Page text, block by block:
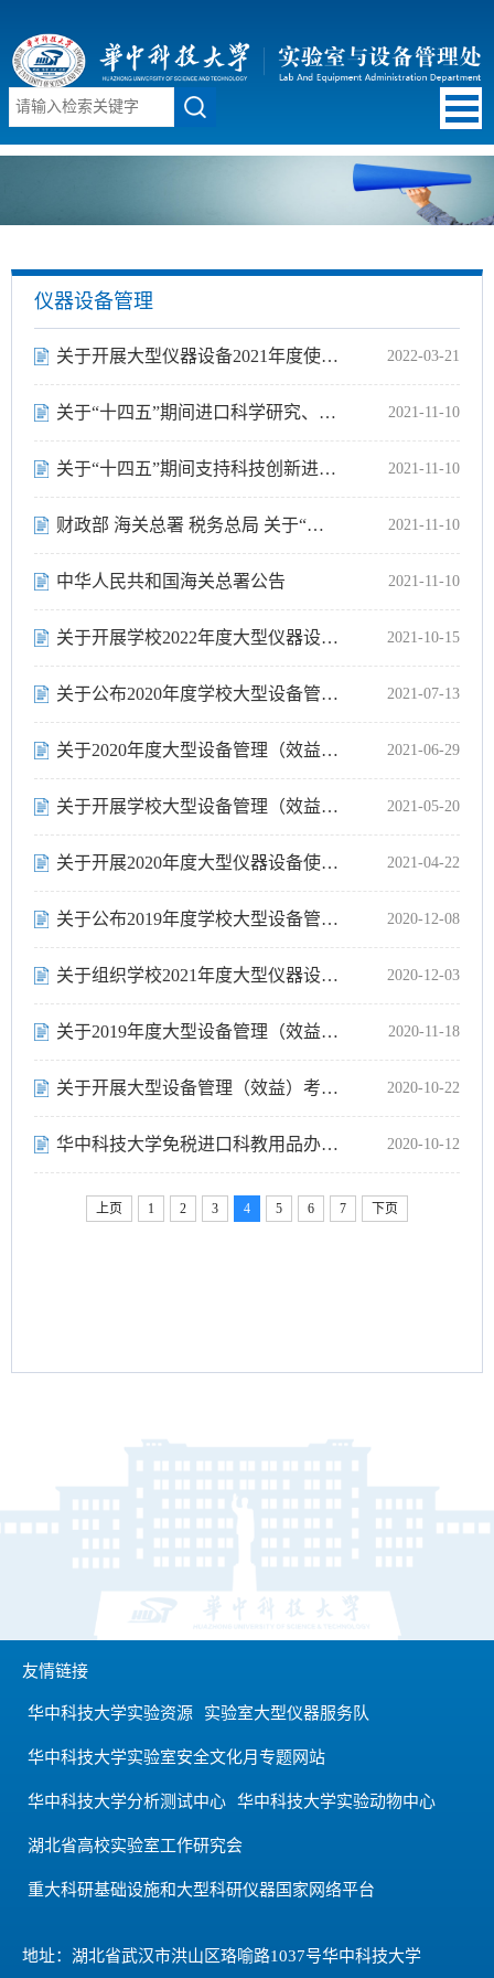
仪器设备管理
关于开展大型仪器设备2021年度使用数据填报工作的通知 2022-03-21
关于“十四五”期间进口科学研究、科技开发和教学用品免税清单（第一批）... 2021-11-10
关于“十四五”期间支持科技创新进口税收政策管理办法的通知 2021-11-10
财政部 海关总署 税务总局 关于“十四五”期间支持科技创新进口税收政策通... 2021-11-10
中华人民共和国海关总署公告 2021-11-10
关于开展学校2022年度大型仪器设备集中申购论证的通知 2021-10-15
关于公布2020年度学校大型设备管理（效益）考核优秀单位和优秀机组的通知 2021-07-13
关于2020年度大型设备管理（效益）考核优秀单位和优秀机组的公示 2021-06-29
关于开展学校大型设备管理（效益）年度考核的通知 2021-05-20
关于开展2020年度大型仪器设备使用数据填报工作的通知 2021-04-22
关于公布2019年度学校大型设备管理（效益）考核优秀单位和优秀机组的通知 2020-12-08
关于组织学校2021年度大型仪器设备集中申购论证的通知 2020-12-03
关于2019年度大型设备管理（效益）考核优秀单位和优秀机组的公示 2020-11-18
关于开展大型设备管理（效益）考核的通知 2020-10-22
华中科技大学免税进口科教用品办理工作指南 2020-10-12
上页 1 2 3 4 5 6 7 下页
友情链接
华中科技大学实验资源 实验室大型仪器服务队
华中科技大学实验室安全文化月专题网站
华中科技大学分析测试中心 华中科技大学实验动物中心
湖北省高校实验室工作研究会
重大科研基础设施和大型科研仪器国家网络平台
地址：湖北省武汉市洪山区珞喻路1037号华中科技大学